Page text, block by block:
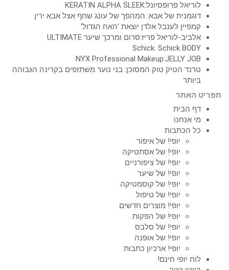
לוריאל פרופסיונל:KERATIN ALPHA SLEEK
דוגמנית של אבא: המהפך של עונג שחף אצל אבא ירין
קמפיין לענבל אלדן יוצאת 'האח הגדול'
אלביב-לוריאל פריז:סרום ומרכך שיער ULTIMATE
Schick: Schick BODY
NYX Professional Makeup:JELLY JOB
טרנד הטיק טוק המסוכן: בני נוער משתזפים בקרינה הגבוהה
ביותר
תפריט האתר
דף הבית
מי אנחנו
כל הכתבות
יופי! של איפור
יופי! של אסתטיקה
יופי! של ציפורניים
יופי! של שיער
יופי! של קוסמטיקה
יופי! של טיפול
יופי! מוצרים חדשים
יופי! של הפקות
יופי! של סלבס
יופי! של אופנה
יופי! ארכיון כתבות
לוח יופי חינם!